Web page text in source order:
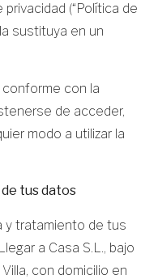
(“Política de
sustituya en un
con la
de acceder,
modo a utilizar la
tus datos
y tratamiento de tus
a Casa S.L., bajo
con domicilio en